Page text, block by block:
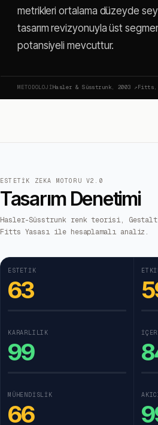
metrikleri ortalama düzeyde
tasarım revizyonuyla üst
potansiyeli mevcuttur.
METODOLOJIHasler & Süsstrunk, 2003 ↗Fitts,
ESTETIK ZEKA MOTORU V2.0
Tasarım Denetimi
Hasler-Süsstrunk renk teorisi,
Fitts Yasası ile hesaplamalı analiz.
ESTETIK
63
KARARLILIK
99
MÜHENDISLIK
66